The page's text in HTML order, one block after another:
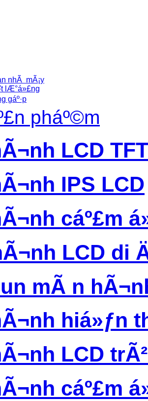
nhÃ mÃ¡y
lÆ°á»£ng
gáº·p
pháº©m
LCD TFT
IPS LCD
cáº£m
LCD di
mÃ n
hiá»ƒn
LCD
cáº£m